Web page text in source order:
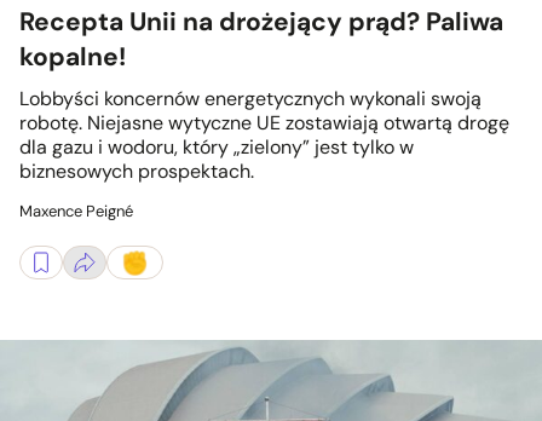
Recepta Unii na drożejący prąd? Paliwa
kopalne!
Lobbyści koncernów energetycznych wykonali swoją
robotę. Niejasne wytyczne UE zostawiają otwartą drogę
dla gazu i wodoru, który „zielony” jest tylko w
biznesowych prospektach.
Maxence Peigné